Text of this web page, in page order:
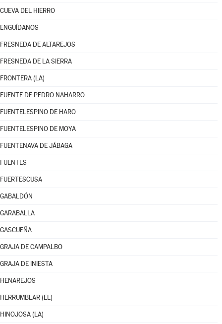
CUEVA DEL HIERRO
ENGUÍDANOS
FRESNEDA DE ALTAREJOS
FRESNEDA DE LA SIERRA
FRONTERA (LA)
FUENTE DE PEDRO NAHARRO
FUENTELESPINO DE HARO
FUENTELESPINO DE MOYA
FUENTENAVA DE JÁBAGA
FUENTES
FUERTESCUSA
GABALDÓN
GARABALLA
GASCUEÑA
GRAJA DE CAMPALBO
GRAJA DE INIESTA
HENAREJOS
HERRUMBLAR (EL)
HINOJOSA (LA)